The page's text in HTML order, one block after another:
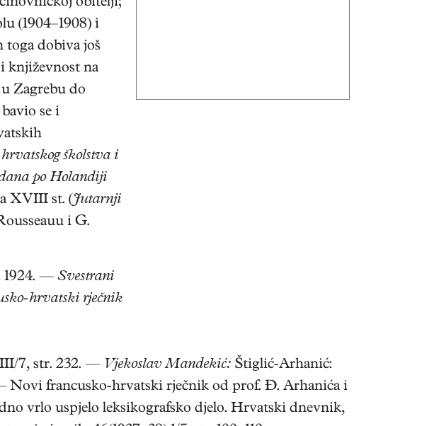
činovničkoj obitelji;
(1904–1908) i
toga dobiva još
književnost na
Zagrebu do
se i
školstva i
po Holandiji
XVIII st. (Jutarnji
i G.
1924. — Svestrani
hrvatski rječnik
7, str. 232. — Vjekoslav Mandekić: Štiglić-Arhanić:
Novi francusko-hrvatski rječnik od prof. Đ. Arhanića i
vrlo uspjelo leksikografsko djelo. Hrvatski dnevnik,